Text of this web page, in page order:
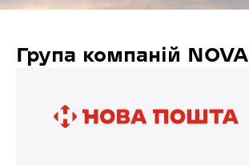
Група компаній NOVA